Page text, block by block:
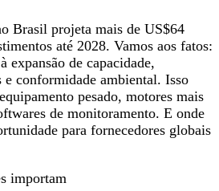
Brasil projeta mais de US$64
até 2028. Vamos aos fatos:
expansão de capacidade,
e conformidade ambiental. Isso
pesado, motores mais
de monitoramento. E onde
para fornecedores globais
importam